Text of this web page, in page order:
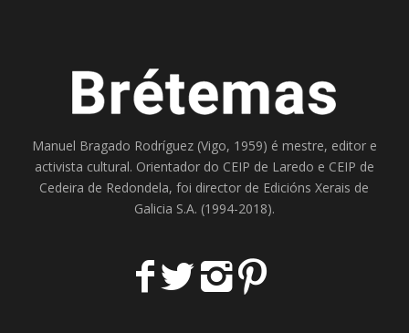
Manuel Bragado Rodríguez (Vigo, 1959) é mestre, editor e
activista cultural. Orientador do CEIP de Laredo e CEIP de
Cedeira de Redondela, foi director de Edicións Xerais de
Galicia S.A. (1994-2018).